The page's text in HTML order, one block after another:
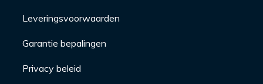
Leveringsvoorwaarden
Garantie bepalingen
Privacy beleid